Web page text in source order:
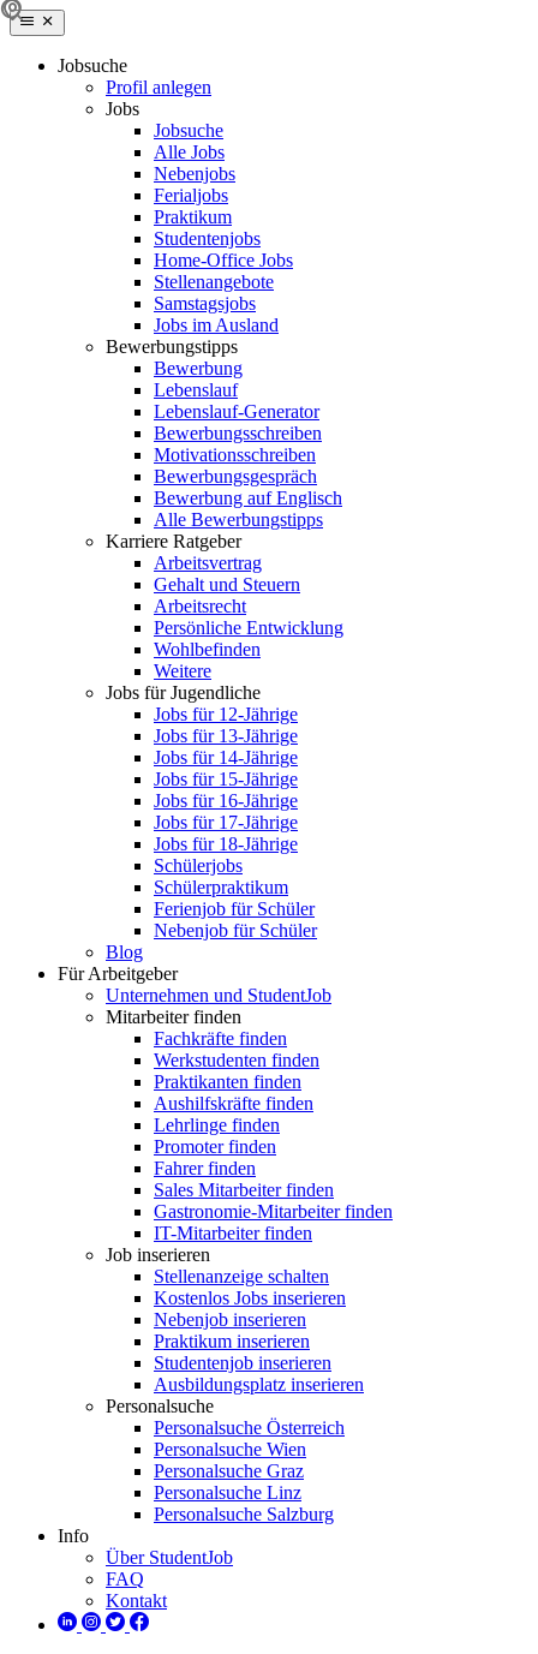
Jobsuche
Profil anlegen
Jobs
Jobsuche
Alle Jobs
Nebenjobs
Ferialjobs
Praktikum
Studentenjobs
Home-Office Jobs
Stellenangebote
Samstagsjobs
Jobs im Ausland
Bewerbungstipps
Bewerbung
Lebenslauf
Lebenslauf-Generator
Bewerbungsschreiben
Motivationsschreiben
Bewerbungsgespräch
Bewerbung auf Englisch
Alle Bewerbungstipps
Karriere Ratgeber
Arbeitsvertrag
Gehalt und Steuern
Arbeitsrecht
Persönliche Entwicklung
Wohlbefinden
Weitere
Jobs für Jugendliche
Jobs für 12-Jährige
Jobs für 13-Jährige
Jobs für 14-Jährige
Jobs für 15-Jährige
Jobs für 16-Jährige
Jobs für 17-Jährige
Jobs für 18-Jährige
Schülerjobs
Schülerpraktikum
Ferienjob für Schüler
Nebenjob für Schüler
Blog
Für Arbeitgeber
Unternehmen und StudentJob
Mitarbeiter finden
Fachkräfte finden
Werkstudenten finden
Praktikanten finden
Aushilfskräfte finden
Lehrlinge finden
Promoter finden
Fahrer finden
Sales Mitarbeiter finden
Gastronomie-Mitarbeiter finden
IT-Mitarbeiter finden
Job inserieren
Stellenanzeige schalten
Kostenlos Jobs inserieren
Nebenjob inserieren
Praktikum inserieren
Studentenjob inserieren
Ausbildungsplatz inserieren
Personalsuche
Personalsuche Österreich
Personalsuche Wien
Personalsuche Graz
Personalsuche Linz
Personalsuche Salzburg
Info
Über StudentJob
FAQ
Kontakt